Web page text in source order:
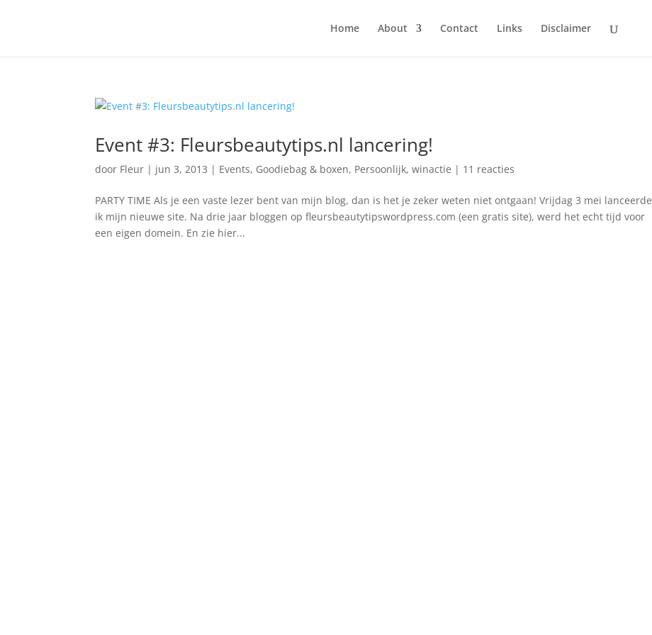
Home About Contact Links Disclaimer
Event #3: Fleursbeautytips.nl lancering!
door Fleur | jun 3, 2013 | Events, Goodiebag & boxen, Persoonlijk,winactie | 11 reacties
PARTY TIME Als je een vaste lezer bent van mijn blog, dan is het je zeker weten niet ontgaan! Vrijdag 3 mei lanceerde
ik mijn nieuwe site. Na drie jaar bloggen op fleursbeautytipswordpress.com (een gratis site), werd het echt tijd voor
een eigen domein. En zie hier...